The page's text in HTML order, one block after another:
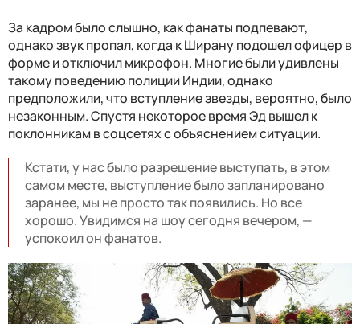
За кадром было слышно, как фанаты подпевают,
однако звук пропал, когда к Ширану подошел офицер в
форме и отключил микрофон. Многие были удивлены
такому поведению полиции Индии, однако
предположили, что вступление звезды, вероятно, было
незаконным. Спустя некоторое время Эд вышел к
поклонникам в соцсетях с объяснением ситуации.
Кстати, у нас было разрешение выступать, в этом
самом месте, выступление было запланировано
заранее, мы не просто так появились. Но все
хорошо. Увидимся на шоу сегодня вечером, —
успокоил он фанатов.